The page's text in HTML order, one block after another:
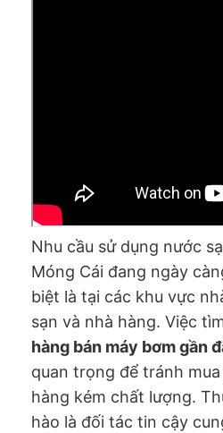
Nhu cầu sử dụng nước
Móng Cái đang ngày
biệt là tại các khu vực
sạn và nhà hàng. Việc
hàng bán máy bơm gần
quan trọng để tránh
hàng kém chất lượng.
hào là đối tác tin cậy